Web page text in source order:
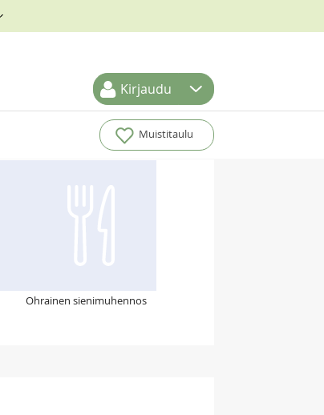
Kirjaudu
Muistitaulu
Ohrainen sienimuhennos